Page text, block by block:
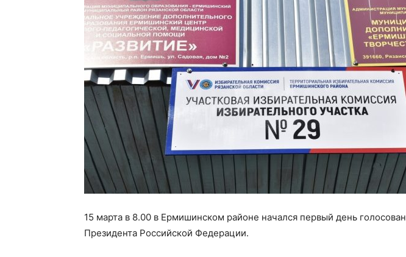
15 марта в 8.00 в Ермишинском районе начался первый день
Президента Российской Федерации.